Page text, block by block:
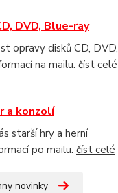
DVD, Blue-ray
opravy disků CD, DVD,
na mailu. číst celé
a konzolí
starší hry a herní
po mailu. číst celé
novinky